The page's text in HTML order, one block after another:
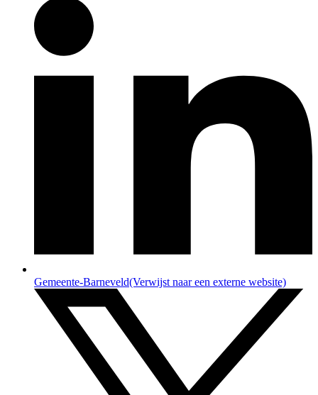
Gemeente-Barneveld(Verwijst naar een externe website)